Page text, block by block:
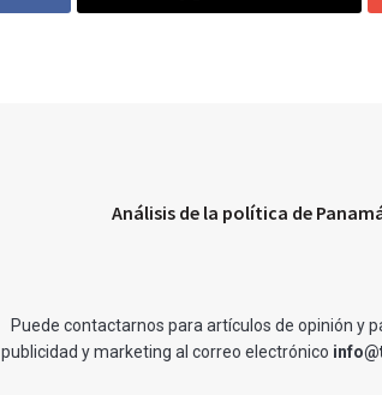
Análisis de la política de
Puede contactarnos para artículos de opinión y
publicidad y marketing al correo electrónico